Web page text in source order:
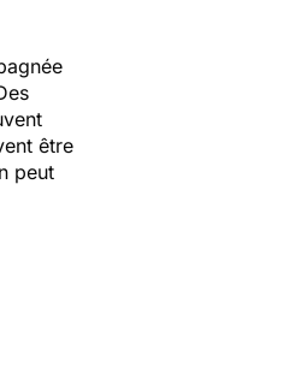
être
peut